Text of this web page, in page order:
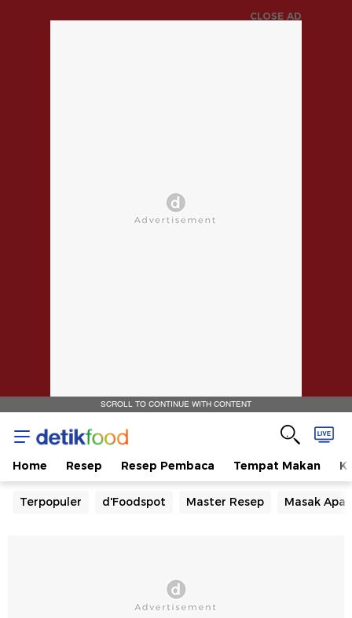
CLOSE AD
SCROLL TO CONTINUE WITH CONTENT
Home Resep Resep Pembaca Tempat Makan
Terpopuler d'Foodspot Master Resep Masak Apa